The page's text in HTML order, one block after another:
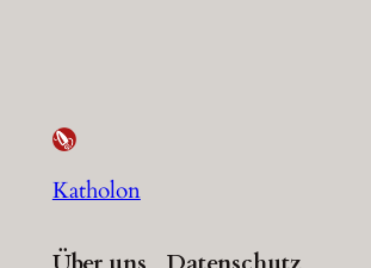
Katholon